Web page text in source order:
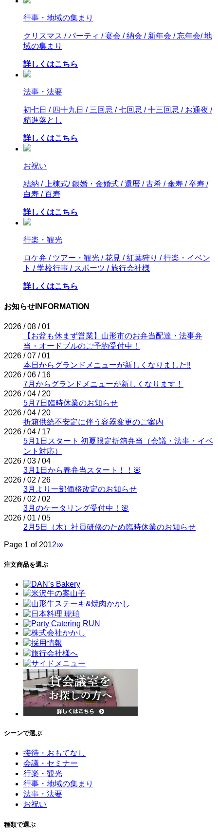
行事・地域の集まり
クリスマス / パーティ / 宴会 / 納会 / 新年会 / 忘年会/ 地
域の集まり
詳しくはこちら
法事・法要
初七日 / 四十九日 / 三回忌 / 七回忌 / 十三回忌 / お通夜 /
精進落とし
詳しくはこちら
お祝い
結納 / 上棟式/ 銀婚・金婚式 / 還暦 / 古希 / 傘寿 / 卒寿 /
白寿 / 百寿
詳しくはこちら
行楽・観光
ロケ弁 / ツアー・観光 / 花見 / 紅葉狩り / 行楽・イベン
ト / 学校行事 / スポーツ / 旅行会社様
詳しくはこちら
お知らせ INFORMATION
2026 / 08 / 01
【お盆も休まず営業】山形市のお弁当配達・法事弁
当・オードブルのご予約受付中！
2026 / 07 / 01
本日からグランドメニューが新しくなりました‼
2026 / 06 / 16
7月からグランドメニューが新しくなります！
2026 / 04 / 20
5月7日臨時休業のお知らせ
2026 / 04 / 20
折箱供給不安定に伴う容器変更のご案内
2026 / 04 / 17
5月1日スタート 初夏限定折箱弁当（会議・法事・イベ
ント対応）
2026 / 03 / 04
3月1日から春弁当スタート！！🌸
2026 / 02 / 26
3月より一部価格改定のお知らせ
2026 / 02 / 02
3月のケータリング受付中！🌸
2026 / 01 / 05
2月5日（木）社員研修のため臨時休業のお知らせ
Page 1 of 2012›»
注文商品を選ぶ
シーンで選ぶ
接待・おもてなし
会議・セミナー
行楽・観光
行事・地域の集まり
法事・法要
お祝い
種類で選ぶ